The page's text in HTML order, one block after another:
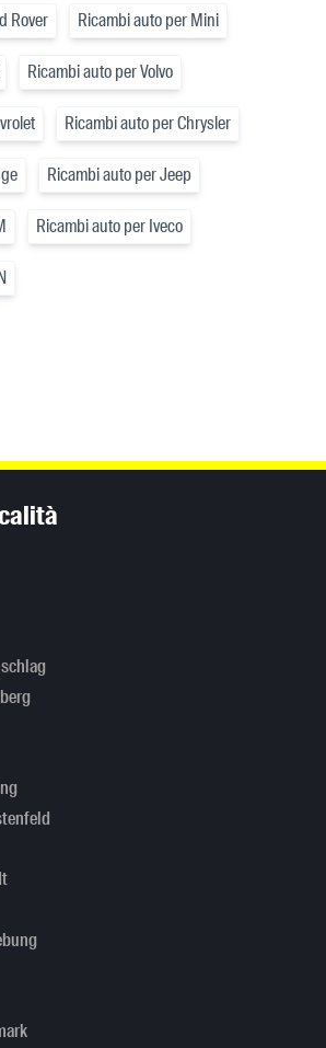
Rover Ricambi auto per Mini
Ricambi auto per Volvo
Ricambi auto per Chrysler
Ricambi auto per Jeep
Ricambi auto per Iveco